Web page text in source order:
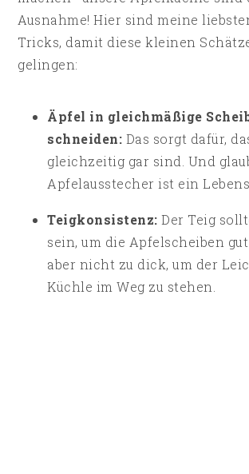
Ausnahme! Hier sind meine
Tricks, damit diese kleinen
gelingen:
Äpfel in gleichmäßige
schneiden: Das sorgt dafür,
gleichzeitig gar sind. Und
Apfelausstecher ist ein
Teigkonsistenz: Der Teig
sein, um die Apfelscheiben
aber nicht zu dick, um der
Küchle im Weg zu stehen.